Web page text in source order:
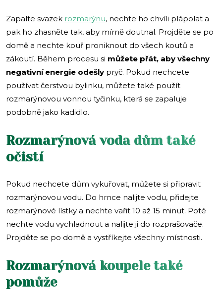
Zapalte svazek rozmarýnu, nechte ho chvíli plápolat a
pak ho zhasněte tak, aby mírně doutnal. Projděte se po
domě a nechte kouř proniknout do všech koutů a
zákoutí. Během procesu si můžete přát, aby všechny
negativní energie odešly pryč. Pokud nechcete
používat čerstvou bylinku, můžete také použít
rozmarýnovou vonnou tyčinku, která se zapaluje
podobně jako kadidlo.
Rozmarýnová voda dům také
očistí
Pokud nechcete dům vykuřovat, můžete si připravit
rozmarýnovou vodu. Do hrnce nalijte vodu, přidejte
rozmarýnové lístky a nechte vařit 10 až 15 minut. Poté
nechte vodu vychladnout a nalijte ji do rozprašovače.
Projděte se po domě a vystříkejte všechny místnosti.
Rozmarýnová koupele také
pomůže